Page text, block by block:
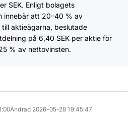
SEK. Enligt bolagets
innebär att 20–40 % av
aktieägarna, beslutade
på 6,40 SEK per aktie för
% av nettovinsten.
Ändrad 2026-05-28 19:45:47